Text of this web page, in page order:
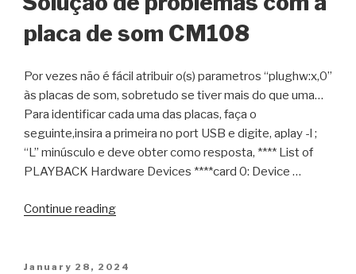
placa de som CM108
Por vezes não é fácil atribuir o(s) parametros “plughw:x,0”
às placas de som, sobretudo se tiver mais do que uma…
Para identificar cada uma das placas, faça o
seguinte,insira a primeira no port USB e digite, aplay -l ;
“L” minúsculo e deve obter como resposta, **** List of
PLAYBACK Hardware Devices ****card 0: Device …
Continue reading“Solução
com
Posted
January 28, 2024